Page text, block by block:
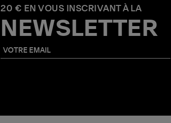
20 € EN VOUS INSCRIVANT À LA
NEWSLETTER